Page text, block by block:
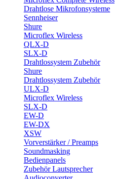
Drahtlose Mikrofonsysteme
Sennheiser
Shure
Microflex Wireless
QLX-D
SLX-D
Drahtlossystem Zubehör
Shure
Drahtlossystem Zubehör
ULX-D
Microflex Wireless
SLX-D
EW-D
EW-DX
XSW
Vorverstärker / Preamps
Soundmasking
Bedienpanels
Zubehör Lautsprecher